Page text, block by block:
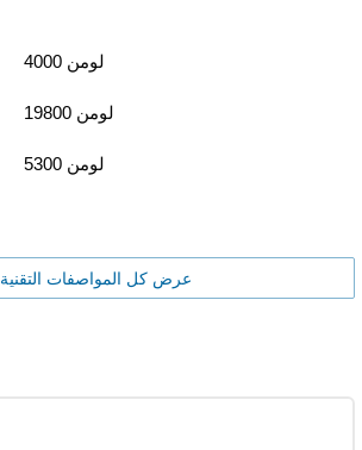
4000 لومن
19800 لومن
5300 لومن
عرض كل المواصفات التقنية